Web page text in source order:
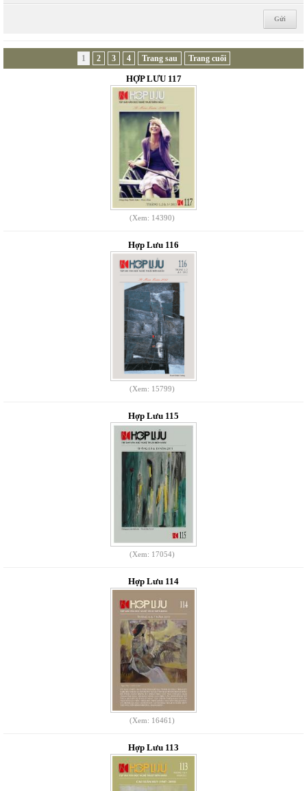
1 2 3 4 Trang sau Trang cuối
HỢP LƯU 117
(Xem: 14390)
Hợp Lưu 116
(Xem: 15799)
Hợp Lưu 115
(Xem: 17054)
Hợp Lưu 114
(Xem: 16461)
Hợp Lưu 113